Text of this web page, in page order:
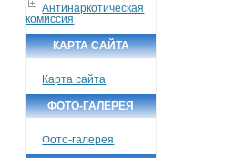
Антинаркотическая
комиссия
КАРТА САЙТА
Карта сайта
ФОТО-ГАЛЕРЕЯ
Фото-галерея